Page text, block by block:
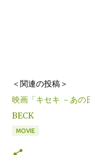
＜関連の投稿＞
映画「キセキ －あの
BECK
MOVIE